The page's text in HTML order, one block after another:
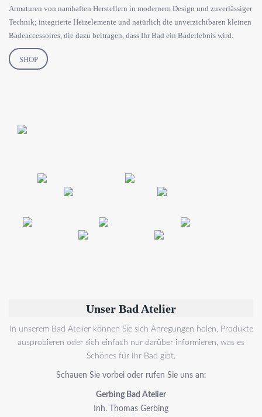
Armaturen von namhaften Herstellern in modernem Design und zuverlässiger
Technik; integrierte Heizelemente und natürlich die unverzichtbaren kleinen
Badeaccessoires, die dazu beitragen, dass Ihr Bad ein Baderlebnis wird.
SHOP
Unser Bad Atelier
In unserem Bad Atelier können Sie sich Anregungen holen, Produkte
ausprobieren oder sich einfach nur darüber informieren, was es
Schönes für Ihr Bad gibt.
Schauen Sie vorbei oder rufen Sie uns an:
Gerbing Bad Atelier
Inh. Thomas Gerbing